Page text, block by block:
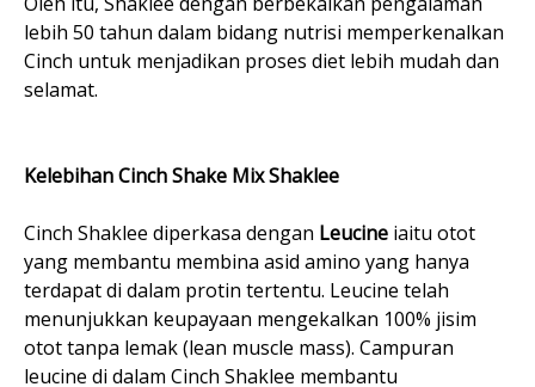
lebih 50 tahun dalam bidang nutrisi memperkenalkan
Cinch untuk menjadikan proses diet lebih mudah dan
selamat.
Kelebihan Cinch Shake Mix Shaklee
Cinch Shaklee diperkasa dengan Leucine iaitu otot
yang membantu membina asid amino yang hanya
terdapat di dalam protin tertentu. Leucine telah
menunjukkan keupayaan mengekalkan 100% jisim
otot tanpa lemak (lean muscle mass). Campuran
leucine di dalam Cinch Shaklee membantu